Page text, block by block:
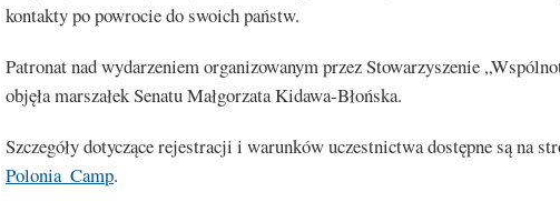
kontakty po powrocie do swoich państw.
Patronat nad wydarzeniem organizowanym przez Stowarzyszenie
objęła marszałek Senatu Małgorzata Kidawa-Błońska.
Szczegóły dotyczące rejestracji i warunków uczestnictwa dostępne są na
Polonia_Camp.